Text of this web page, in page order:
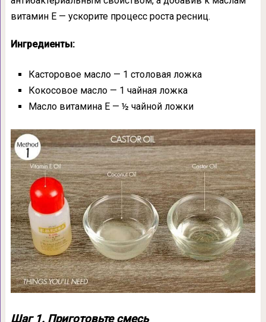
витамин Е — ускорите процесс роста ресниц.
Ингредиенты:
Касторовое масло — 1 столовая ложка
Кокосовое масло — 1 чайная ложка
Масло витамина Е — ½ чайной ложки
Шаг 1. Приготовьте смесь